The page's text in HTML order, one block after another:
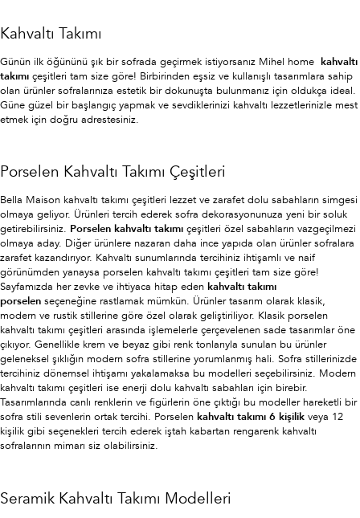
Kahvaltı Takımı
Günün ilk öğününü şık bir sofrada geçirmek istiyorsanız Mihel home kahvaltı
takımı çeşitleri tam size göre! Birbirinden eşsiz ve kullanışlı tasarımlara sahip
olan ürünler sofralarınıza estetik bir dokunuşta bulunmanız için oldukça ideal.
Güne güzel bir başlangıç yapmak ve sevdiklerinizi kahvaltı lezzetlerinizle mest
etmek için doğru adrestesiniz.
Porselen Kahvaltı Takımı Çeşitleri
Bella Maison kahvaltı takımı çeşitleri lezzet ve zarafet dolu sabahların simgesi
olmaya geliyor. Ürünleri tercih ederek sofra dekorasyonunuza yeni bir soluk
getirebilirsiniz. Porselen kahvaltı takımı çeşitleri özel sabahların vazgeçilmezi
olmaya aday. Diğer ürünlere nazaran daha ince yapıda olan ürünler sofralara
zarafet kazandırıyor. Kahvaltı sunumlarında tercihiniz ihtişamlı ve naif
görünümden yanaysa porselen kahvaltı takımı çeşitleri tam size göre!
Sayfamızda her zevke ve ihtiyaca hitap eden kahvaltı takımı
porselen seçeneğine rastlamak mümkün. Ürünler tasarım olarak klasik,
modern ve rustik stillerine göre özel olarak geliştiriliyor. Klasik porselen
kahvaltı takımı çeşitleri arasında işlemelerle çerçevelenen sade tasarımlar öne
çıkıyor. Genellikle krem ve beyaz gibi renk tonlarıyla sunulan bu ürünler
geleneksel şıklığın modern sofra stillerine yorumlanmış hali. Sofra stillerinizde
tercihiniz dönemsel ihtişamı yakalamaksa bu modelleri seçebilirsiniz. Modern
kahvaltı takımı çeşitleri ise enerji dolu kahvaltı sabahları için birebir.
Tasarımlarında canlı renklerin ve figürlerin öne çıktığı bu modeller hareketli bir
sofra stili sevenlerin ortak tercihi. Porselen kahvaltı takımı 6 kişilik veya 12
kişilik gibi seçenekleri tercih ederek iştah kabartan rengarenk kahvaltı
sofralarının mimarı siz olabilirsiniz.
Seramik Kahvaltı Takımı Modelleri